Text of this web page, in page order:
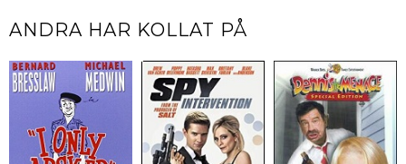
ANDRA HAR KOLLAT PÅ